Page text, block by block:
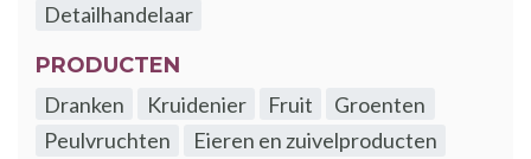
Detailhandelaar
PRODUCTEN
Dranken
Kruidenier Fruit
Groenten
Peulvruchten
Eieren en zuivelproducten